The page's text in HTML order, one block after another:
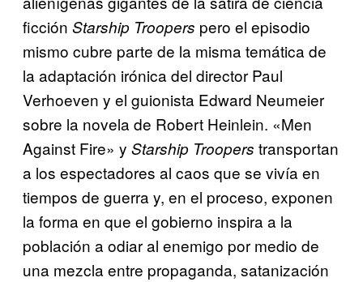
ficción Starship Troopers pero el episodio
mismo cubre parte de la misma temática de
la adaptación irónica del director Paul
Verhoeven y el guionista Edward Neumeier
sobre la novela de Robert Heinlein. «Men
Against Fire» y Starship Troopers transportan
a los espectadores al caos que se vivía en
tiempos de guerra y, en el proceso, exponen
la forma en que el gobierno inspira a la
población a odiar al enemigo por medio de
una mezcla entre propaganda, satanización